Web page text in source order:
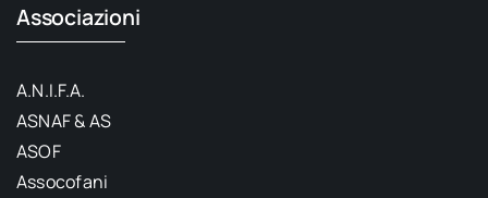
Associazioni
A.N.I.F.A.
ASNAF & AS
ASOF
Assocofani